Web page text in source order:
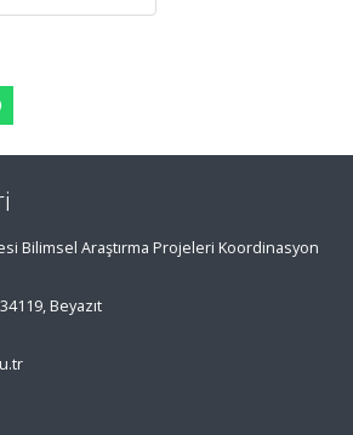
Bilimsel Araştırma Projeleri Koordinasyon
Beyazıt